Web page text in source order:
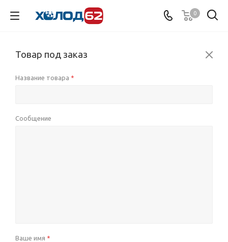
0
Товар под заказ
Название товара *
Сообщение
Ваше имя *